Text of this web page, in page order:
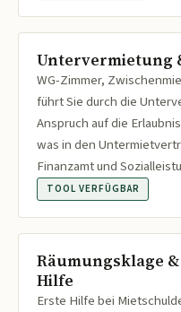
Untervermietung
WG-Zimmer,
führt Sie durch die
Anspruch auf die
was in den
Finanzamt und
TOOL VERFÜGBAR
Räumungsklage
Hilfe
Erste Hilfe bei